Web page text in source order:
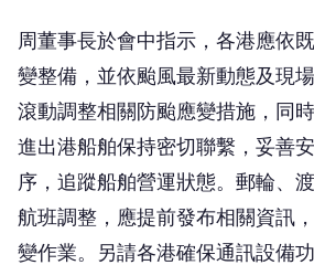
周董事長於會中指示，各港應依
變整備，並依颱風最新動態及現
滾動調整相關防颱應變措施，同
進出港船舶保持密切聯繫，妥善
序，追蹤船舶營運狀態。郵輪、
航班調整，應提前發布相關資訊
變作業。另請各港確保通訊設備